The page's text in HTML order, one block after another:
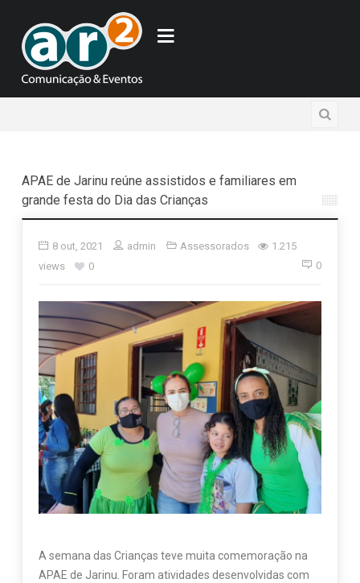
APAE de Jarinu reúne assistidos e familiares em
grande festa do Dia das Crianças
8 out, 2021 admin Assessorados
1.215
views
0 0
A semana das Crianças teve muita comemoração na
APAE de Jarinu. Foram atividades desenvolvidas com